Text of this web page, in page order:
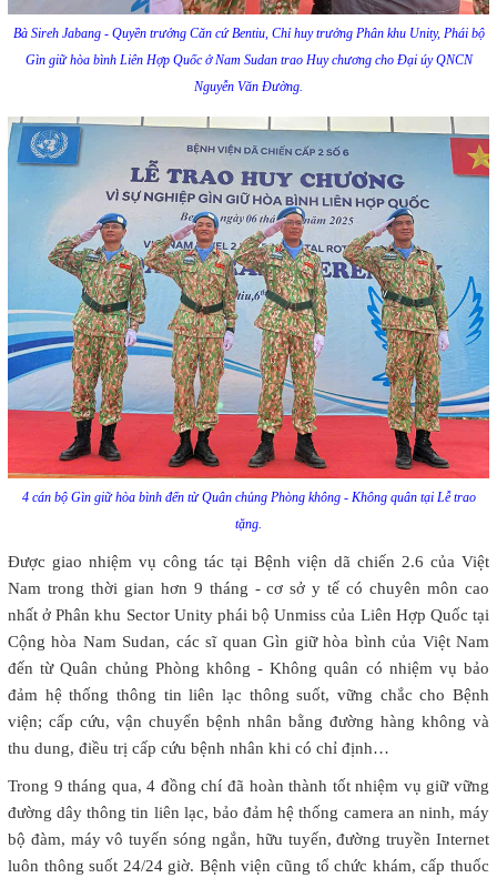
Bà Sireh Jabang - Quyền trưởng Căn cứ Bentiu, Chỉ huy trưởng Phân khu Unity, Phái bộ
Gìn giữ hòa bình Liên Hợp Quốc ở Nam Sudan trao Huy chương cho Đại úy QNCN
Nguyễn Văn Đường.
4 cán bộ Gìn giữ hòa bình đến từ Quân chủng Phòng không - Không quân tại Lễ trao
tặng.
Được giao nhiệm vụ công tác tại Bệnh viện dã chiến 2.6 của Việt
Nam trong thời gian hơn 9 tháng - cơ sở y tế có chuyên môn cao
nhất ở Phân khu Sector Unity phái bộ Unmiss của Liên Hợp Quốc tại
Cộng hòa Nam Sudan, các sĩ quan Gìn giữ hòa bình của Việt Nam
đến từ Quân chủng Phòng không - Không quân có nhiệm vụ bảo
đảm hệ thống thông tin liên lạc thông suốt, vững chắc cho Bệnh
viện; cấp cứu, vận chuyển bệnh nhân bằng đường hàng không và
thu dung, điều trị cấp cứu bệnh nhân khi có chỉ định…
Trong 9 tháng qua, 4 đồng chí đã hoàn thành tốt nhiệm vụ giữ vững
đường dây thông tin liên lạc, bảo đảm hệ thống camera an ninh, máy
bộ đàm, máy vô tuyến sóng ngắn, hữu tuyến, đường truyền Internet
luôn thông suốt 24/24 giờ. Bệnh viện cũng tổ chức khám, cấp thuốc